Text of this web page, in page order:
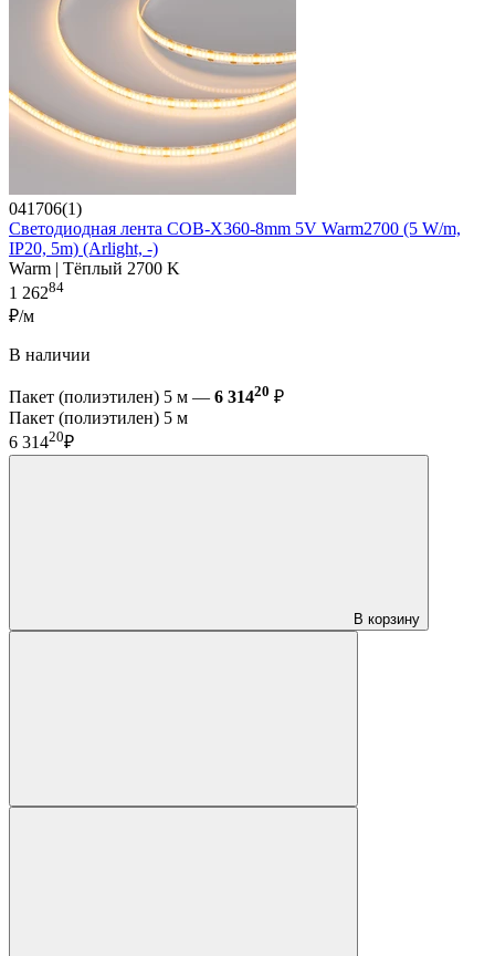
041706(1)
Светодиодная лента COB-X360-8mm 5V Warm2700 (5 W/m,
IP20, 5m) (Arlight, -)
Warm | Тёплый 2700 K
1 26284
₽/м
В наличии
Пакет (полиэтилен) 5 м — 6 31420 ₽
Пакет (полиэтилен) 5 м
6 31420₽
В корзину